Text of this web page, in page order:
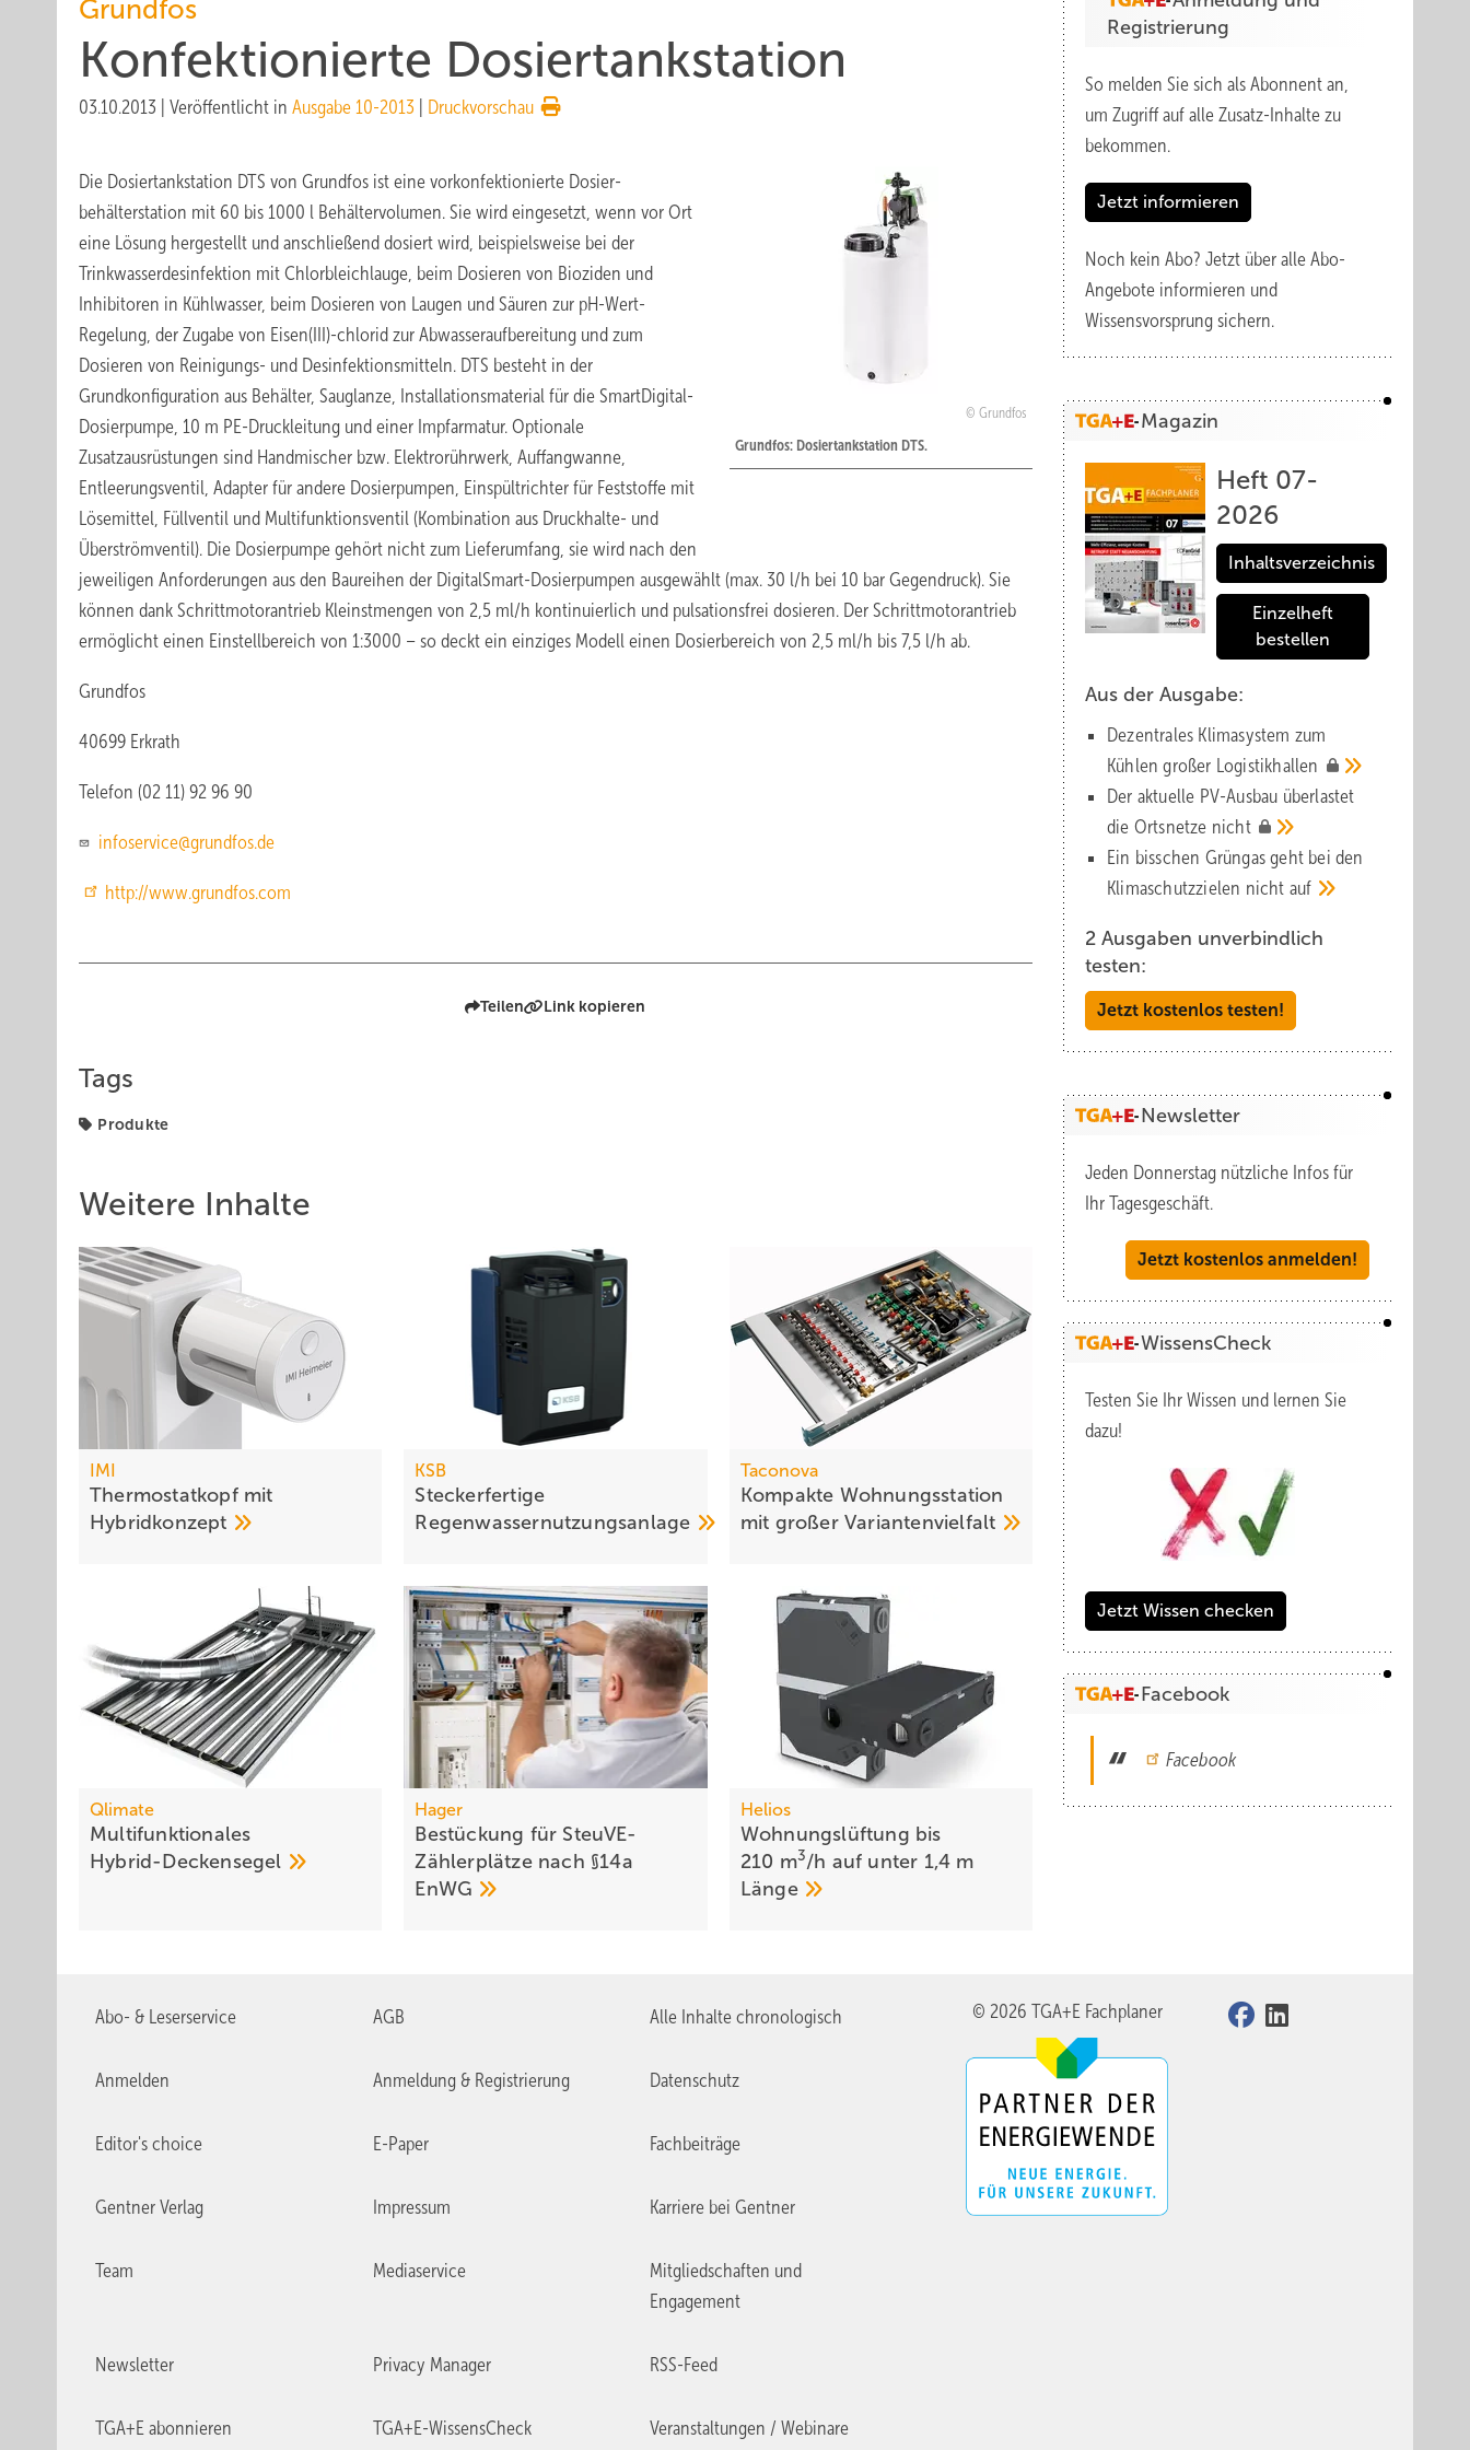
Grundfos
Konfektionierte Dosiertankstation
03.10.2013 Veröffentlicht in Ausgabe 10-2013 Druckvorschau
Grundfos
Grundfos: Dosiertankstation DTS.
Die Dosiertankstation DTS von Grundfos ist eine vorkonfektionierte Dosier­
behälterstation mit 60 bis 1000 l Behältervolumen. Sie wird eingesetzt, wenn vor Ort
eine Lösung hergestellt und anschließend dosiert wird, beispielsweise bei der
Trinkwasserdesinfektion mit Chlorbleichlauge, beim Dosieren von Bioziden und
Inhibitoren in Kühlwasser, beim Dosieren von Laugen und Säuren zur pH-Wert-
Regelung, der Zugabe von Eisen(III)-chlorid zur Abwasseraufbereitung und zum
Dosieren von Reinigungs- und Desinfektionsmitteln. DTS besteht in der
Grundkonfigura­tion aus Behälter, Sauglanze, Installationsmaterial für die SmartDigital-
Dosierpumpe, 10 m PE-Druckleitung und einer Impfarmatur. Optionale
Zusatzausrüstungen sind Handmischer bzw. Elektrorührwerk, Auffangwanne,
Entleerungsventil, Adapter für andere Dosierpumpen, Einspültrichter für Feststoffe mit
Lösemittel, Füllventil und Multifunktionsventil (Kombination aus Druckhalte- und
Überströmventil). Die Dosierpumpe gehört nicht zum Lieferumfang, sie wird nach den
jeweiligen Anforderungen aus den Baureihen der Digital­Smart-Dosierpumpen ausgewählt (max. 30 l/h bei 10 bar Gegendruck). Sie
können dank Schrittmotorantrieb Kleinstmengen von 2,5 ml/h kontinuierlich und pulsationsfrei dosieren. Der Schrittmotorantrieb
ermöglicht einen Einstellbereich von 1:3000 – so deckt ein einziges Modell einen Dosierbereich von 2,5 ml/h bis 7,5 l/h ab.
Grundfos
40699 Erkrath
Telefon (02 11) 92 96 90
infoservice@grundfos.de
http://www.grundfos.com
Teilen Link kopieren
Tags
Produkte
Weitere Inhalte
IMI
Thermostatkopf mit
Hybridkonzept
KSB
Steckerfertige
Regenwassernutzungsanlage
Taconova
Kompakte Wohnungsstation
mit großerVariantenvielfalt
Qlimate
Multifunktionales
Hybrid-Deckensegel
Hager
Bestückung für SteuVE-
Zählerplätze nach §14a
EnWG
Helios
Wohnungslüftung bis
210 m3/h auf unter 1,4 m
Länge
Registrierung
So melden Sie sich als Abonnent an,
um Zugriff auf alle Zusatz-Inhalte zu
bekommen.
Jetzt informieren
Noch kein Abo? Jetzt über alle Abo-
Angebote informieren und
Wissensvorsprung sichern.
Magazin
Heft 07-
2026
Inhaltsverzeichnis
Einzelheft
bestellen
Aus der Ausgabe:
Dezentrales Klimasystem zum
Kühlen großer Logistik­hallen
Der aktuelle PV-Ausbau über­lastet
die Orts­netze nicht
Ein bisschen Grüngas geht bei den
Klima­schutz­zielen nicht auf
2 Ausgaben unverbindlich
testen:
Jetzt kostenlos testen!
Newsletter
Jeden Donnerstag nützliche Infos für
Ihr Tagesgeschäft.
Jetzt kostenlos anmelden!
WissensCheck
Testen Sie Ihr Wissen und lernen Sie
dazu!
Jetzt Wissen checken
Facebook
Facebook
Abo- & Leserservice AGB Alle Inhalte chronologisch
Anmelden Anmeldung & Registrierung Datenschutz
Editor's choice E-Paper Fachbeiträge
Gentner Verlag Impressum Karriere bei Gentner
Team Mediaservice
Mitgliedschaften und
Engagement
Newsletter Privacy Manager RSS-Feed
TGA+E abonnieren TGA+E-WissensCheck Veranstaltungen / Webinare
© 2026 TGA+E Fachplaner